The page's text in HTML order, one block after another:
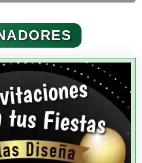
de Empresas
Autos
Cobranza